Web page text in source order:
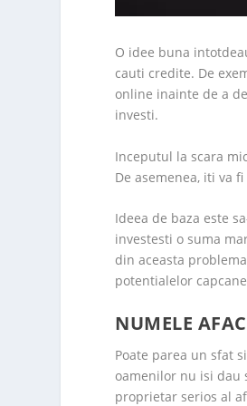
O idee buna
cauti credite. De
online inainte de a
investi.
Inceputul la scara
De asemenea, iti va
Ideea de baza este
investesti o suma
din aceasta
potentialelor
NUMELE
Poate parea un sfat
oamenilor nu isi dau
proprietar serios al